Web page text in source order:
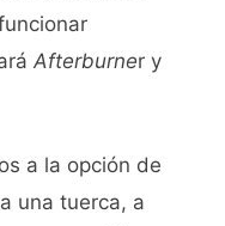
Afterburner y
a la opción de
una tuerca, a